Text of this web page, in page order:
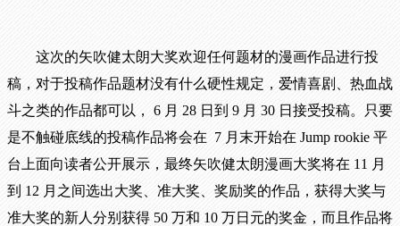
这次的矢吹健太朗大奖欢迎任何题材的漫画作品进行投
稿，对于投稿作品题材没有什么硬性规定，爱情喜剧、热血战
斗之类的作品都可以， 6 月 28 日到 9 月 30 日接受投稿。只要
是不触碰底线的投稿作品将会在 7 月末开始在 Jump rookie 平
台上面向读者公开展示，最终矢吹健太朗漫画大奖将在 11 月
到 12 月之间选出大奖、准大奖、奖励奖的作品，获得大奖与
准大奖的新人分别获得 50 万和 10 万日元的奖金，而且作品将